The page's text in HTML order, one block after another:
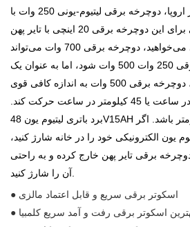
بازار مورد نیاز است. در اروپا، دوچرخه برقی لیتیوم-یونی 250 وات با
کمک پدال، تقاضای قانونی برای این دوچرخه برقی 20 اینچی با تایر پهن
است. اگر قدرت بیشتری می‌خواهید، دوچرخه برقی 700 وات می‌تواند
جایگزین دوچرخه برقی 250 وات 500 وات شود، اما به عنوان یک
دوچرخه برقی با کمک پدال، دوچرخه برقی 500 وات به اندازه کافی قوی
است تا با سرعت 25 مایل در ساعت یا 45 کیلومتر در ساعت حرکت کند.
برد باتری لیتیوم یون 48V15AH می‌تواند حدود 50 کیلومتر باشد. اگر
یون الکترونیکی خود را در خانه شارژ کنید،
دوچرخه برقی تایر پهن خارج کرده و به راحتی
● اسکوتر برقی سریع و قابل اعتماد مالزی
بهترین اسکوتر برقی رفت و آمد سریع کلمبیا